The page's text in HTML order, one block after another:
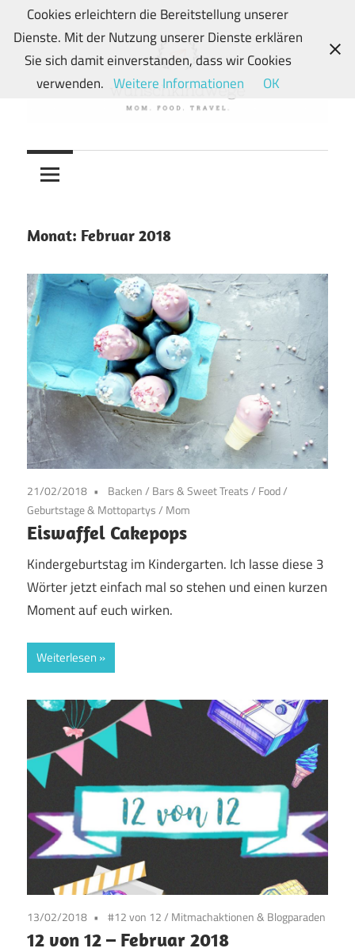
Zum
Inhalt
springen
wunschkindwege
Wunschkindern
und
Mein
Food-
und
Travelblog
Monat: Februar 2018
21/02/2018 Backen/ Bars & Sweet Treats/ Food/
Geburtstage & Mottopartys/ Mom
Eiswaffel Cakepops
Kindergeburtstag im Kindergarten. Ich lasse diese 3
Wörter jetzt einfach mal so stehen und einen kurzen
Moment auf euch wirken.
Weiterlesen
13/02/2018 #12 von 12/ Mitmachaktionen & Blogparaden
12 von 12 – Februar 2018
Cookies erleichtern die Bereitstellung unserer
Dienste. Mit der Nutzung unserer Dienste erklären
Sie sich damit einverstanden, dass wir Cookies
verwenden. Weitere Informationen OK